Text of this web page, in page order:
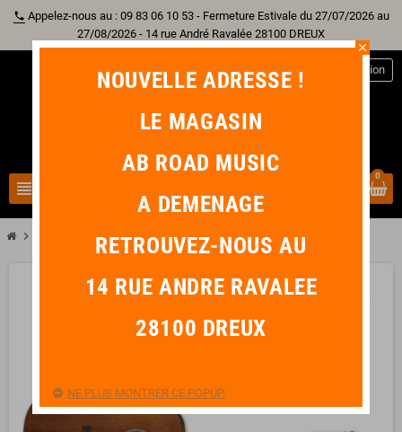
phone Appelez-nous au : 09 83 06 10 53 - Fermeture Estivale du 27/07/2026 au
27/08/2026 - 14 rue André Ravalée 28100 DREUX
view_headline
Connexion
0
chevron_right IBANEZ AW5412CE-OPN Open Pore Natural
close
NOUVELLE ADRESSE !
LE MAGASIN
AB ROAD MUSIC
A DEMENAGE
RETROUVEZ-NOUS AU
14 RUE ANDRE RAVALEE
28100 DREUX
NE PLUS MONTRER CE POPUP.